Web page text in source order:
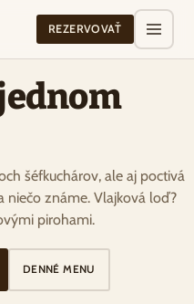
REZERVOVAŤ
šéfkuchárov, ale aj poctivá
niečo známe. Vlajková loď?
pirohami.
DENNÉ MENU